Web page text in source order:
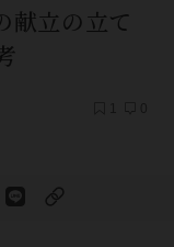
献立の立て